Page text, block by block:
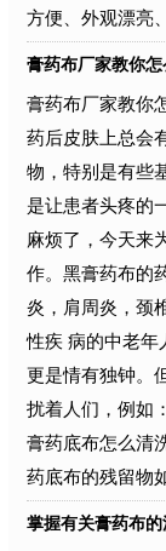
方便、外观漂亮
膏药布厂家教你
膏药布厂家教你
药后皮肤上总会
物，特别是有些
是让患者头疼的
麻烦了，今天来
作。黑膏药布的
炎，肩周炎，颈
性疾 病的中老年
更是情有独钟。
扰着人们，例如
膏药底布怎么清
药底布的残留物
掌握有关膏药布的